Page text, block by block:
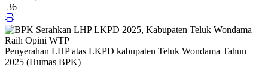
36
Penyerahan LHP atas LKPD kabupaten Teluk Wondama Tahun
2025 (Humas BPK)